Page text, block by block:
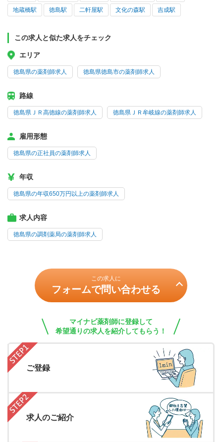
地蔵橋駅 徳島駅 二軒屋駅 文化の森駅 吉成駅
この求人と似た求人をチェック
エリア
徳島県の薬剤師求人 徳島県徳島市の薬剤師求人
路線
徳島県ＪＲ高徳線の薬剤師求人 徳島県ＪＲ牟岐線の薬剤師求人
雇用形態
徳島県の正社員の薬剤師求人
年収
徳島県の年収650万円以上の薬剤師求人
求人内容
徳島県の調剤薬局の薬剤師求人
この求人に
フォームで問い合わせる
マイナビ薬剤師に登録して
希望通りの求人を紹介してもらう！
ご登録
求人のご紹介